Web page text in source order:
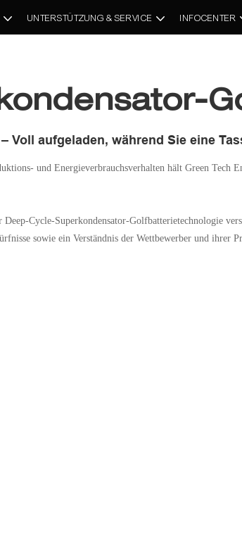
UNTERSTÜTZUNG & SERVICE INFOCENTER
Voll aufgeladen, während Sie eine
und Energieverbrauchsverhalten hält Green
Cycle-Superkondensator-Golfbatterietechnologie
sowie ein Verständnis der Wettbewerber und